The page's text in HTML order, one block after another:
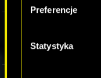
Preferencje
Statystyka